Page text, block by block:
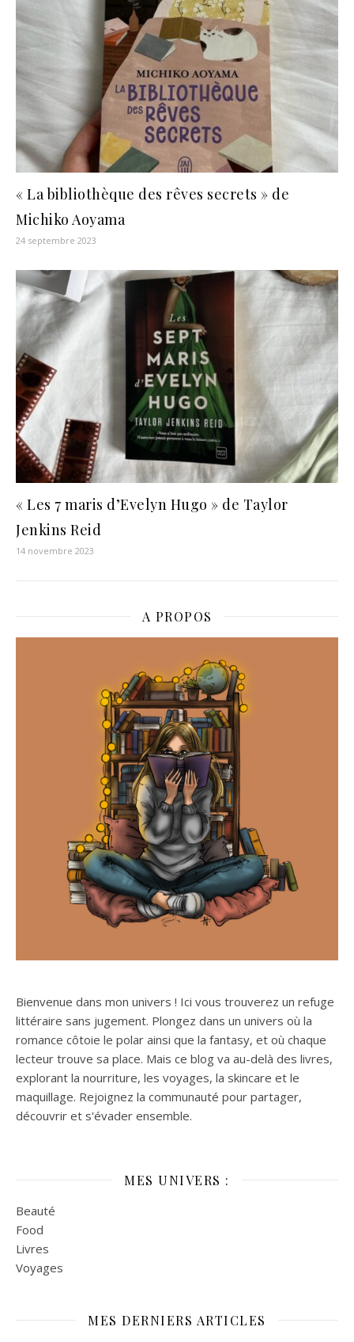
« La bibliothèque des rêves secrets » de
Michiko Aoyama
24 septembre 2023
« Les 7 maris d’Evelyn Hugo » de Taylor
Jenkins Reid
14 novembre 2023
A PROPOS
Bienvenue dans mon univers ! Ici vous trouverez un refuge
littéraire sans jugement. Plongez dans un univers où la
romance côtoie le polar ainsi que la fantasy, et où chaque
lecteur trouve sa place. Mais ce blog va au-delà des livres,
explorant la nourriture, les voyages, la skincare et le
maquillage. Rejoignez la communauté pour partager,
découvrir et s'évader ensemble.
MES UNIVERS :
Beauté
Food
Livres
Voyages
MES DERNIERS ARTICLES